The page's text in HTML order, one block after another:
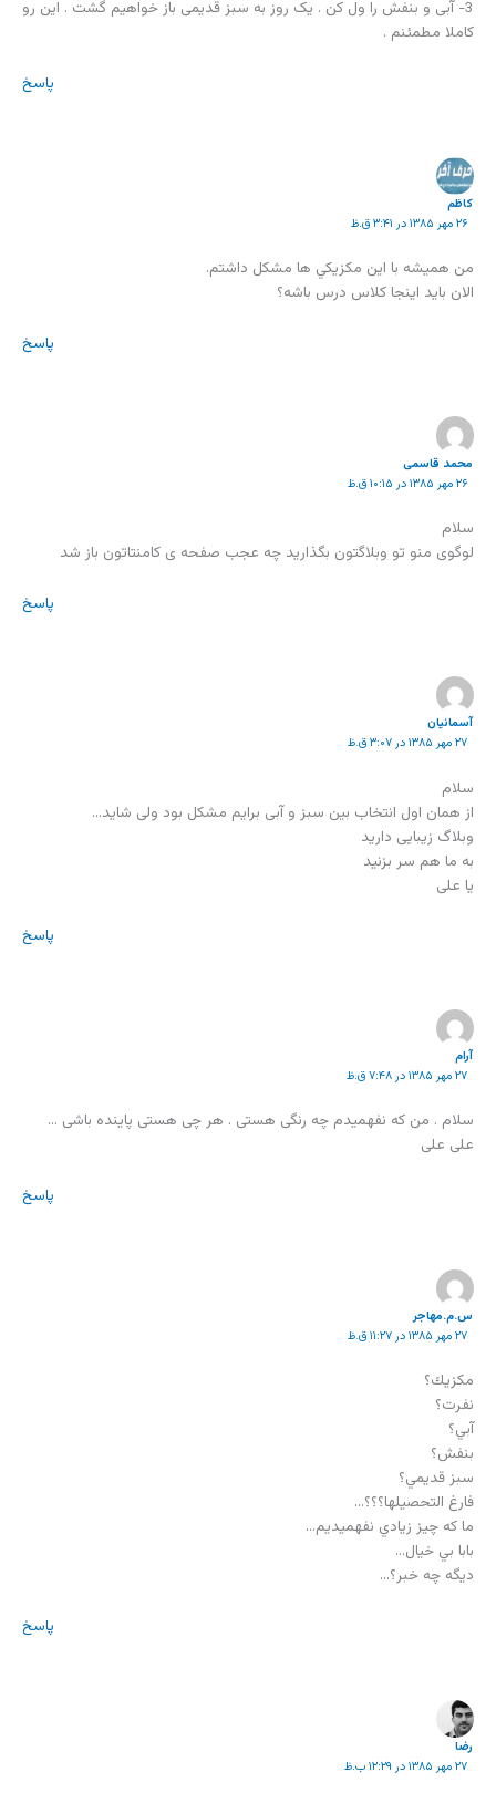
3- آبی و بنفش را ول کن . یک روز به سبز قدیمی باز خواهیم گشت . این رو
کاملا مطمئنم .
پاسخ
كاظم
۲۶ مهر ۱۳۸۵ در ۳:۴۱ ق.ظ
من هميشه با اين مكزيكي ها مشكل داشتم.
الان بايد اينجا كلاس درس باشه؟
پاسخ
محمد قاسمی
۲۶ مهر ۱۳۸۵ در ۱۰:۱۵ ق.ظ
سلام
لوگوی منو تو وبلاگتون بگذارید چه عجب صفحه ی کامنتاتون باز شد
پاسخ
آسمانیان
۲۷ مهر ۱۳۸۵ در ۳:۰۷ ق.ظ
سلام
از همان اول انتخاب بین سبز و آبی برایم مشکل بود ولی شاید…
وبلاگ زیبایی دارید
به ما هم سر بزنید
یا علی
پاسخ
آرام
۲۷ مهر ۱۳۸۵ در ۷:۴۸ ق.ظ
سلام . من که نفهمیدم چه رنگی هستی . هر چی هستی پاینده باشی …
علی علی
پاسخ
س.م.مهاجر
۲۷ مهر ۱۳۸۵ در ۱۱:۲۷ ق.ظ
مكزيك؟
نفرت؟
آبي؟
بنفش؟
سبز قديمي؟
فارغ التحصيلها؟؟؟…
ما كه چيز زيادي نفهميديم…
بابا بي خيال…
ديگه چه خبر؟…
پاسخ
رضا
۲۷ مهر ۱۳۸۵ در ۱۲:۲۹ ب.ظ